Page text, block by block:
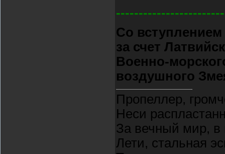
Со
за счет
Военно-
воздушного
Пропеллер,
Неси
За вечный мир, в
Лети, стальная